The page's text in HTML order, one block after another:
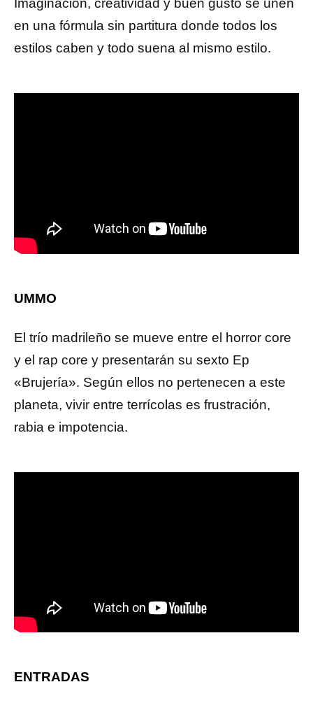
Imaginación, creatividad y buen gusto se unen
en una fórmula sin partitura donde todos los
estilos caben y todo suena al mismo estilo.
UMMO
El trío madrileño se mueve entre el horror core
y el rap core y presentarán su sexto Ep
«Brujería». Según ellos no pertenecen a este
planeta, vivir entre terrícolas es frustración,
rabia e impotencia.
ENTRADAS